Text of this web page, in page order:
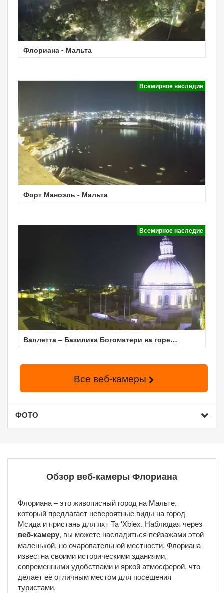
Флориана - Мальта
Всемирное наследие
Форт Маноэль - Мальта
Всемирное наследие
Валлетта – Базилика Богоматери на горе
Кармель
Все веб-камеры
ФОТО
Обзор веб-камеры Флориана
Флориана – это живописный город на Мальте,
который предлагает невероятные виды на город
Мсида и пристань для яхт Ta 'Xbiex. Наблюдая через
веб-камеру, вы можете насладиться пейзажами этой
маленькой, но очаровательной местности. Флориана
известна своими историческими зданиями,
современными удобствами и яркой атмосферой, что
делает её отличным местом для посещения
туристами.